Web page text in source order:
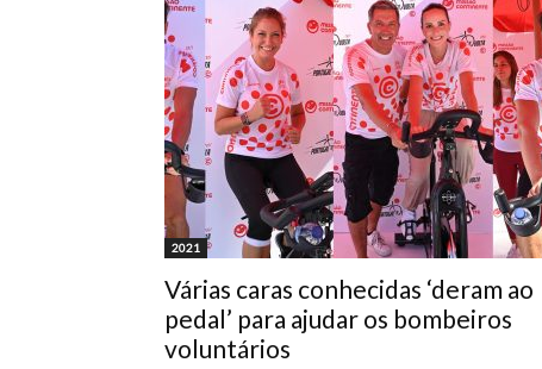
2021
Várias caras conhecidas ‘deram ao
pedal’ para ajudar os bombeiros
voluntários